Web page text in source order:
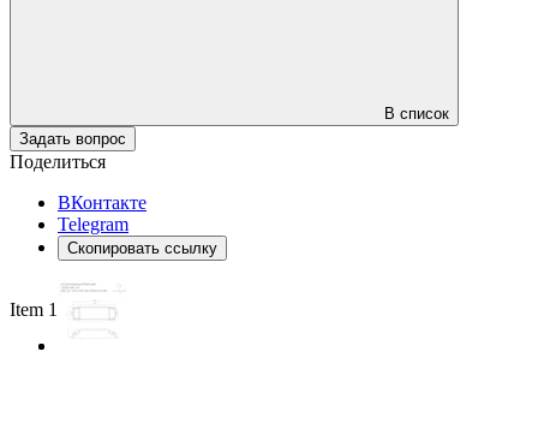
В список
Задать вопрос
Поделиться
ВКонтакте
Telegram
Скопировать ссылку
Item 1 of 2